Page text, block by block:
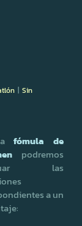
| Sin
fómula de
podremos
las
a un